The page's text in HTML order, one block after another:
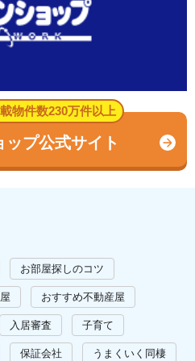
物件数230万件以上
ップ公式サイト
お部屋探しのコツ
おすすめ不動産屋
入居審査 子育て
保証会社 うまくいく同棲